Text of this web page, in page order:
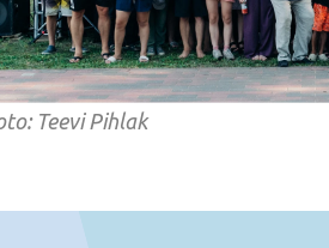
Teevi Pihlak